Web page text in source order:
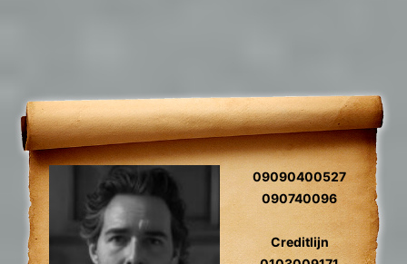
09090400527
090740096
Creditlijn